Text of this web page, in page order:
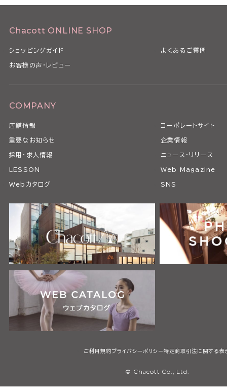
Chacott ONLINE SHOP
ショッピングガイド よくあるご質問
お客様の声・レビュー
COMPANY
店舗情報 コーポレートサイト
重要なお知らせ 企業情報
採用・求人情報 ニュース・リリース
LESSON Web Magazine
Webカタログ SNS
ご利用規約プライバシーポリシー特定商取引法に関する表
© Chacott Co., Ltd.